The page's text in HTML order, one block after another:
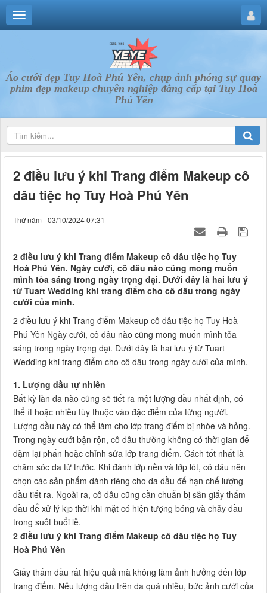
Áo cưới đẹp Tuy Hoà Phú Yên, chụp ảnh phóng sự quay
phim đẹp makeup chuyên nghiệp đẳng cấp tại Tuy Hoà
Phú Yên
2 điều lưu ý khi Trang điểm Makeup cô
dâu tiệc họ Tuy Hoà Phú Yên
Thứ năm - 03/10/2024 07:31
2 điều lưu ý khi Trang điểm Makeup cô dâu tiệc họ Tuy
Hoà Phú Yên. Ngày cưới, cô dâu nào cũng mong muốn
mình tỏa sáng trong ngày trọng đại. Dưới đây là hai lưu ý
từ Tuart Wedding khi trang điểm cho cô dâu trong ngày
cưới của mình.
2 điều lưu ý khi Trang điểm Makeup cô dâu tiệc họ Tuy Hoà
Phú Yên Ngày cưới, cô dâu nào cũng mong muốn mình tỏa
sáng trong ngày trọng đại. Dưới đây là hai lưu ý từ Tuart
Wedding khi trang điểm cho cô dâu trong ngày cưới của mình.
1. Lượng dầu tự nhiên
Bất kỳ làn da nào cũng sẽ tiết ra một lượng dầu nhất định, có
thể ít hoặc nhiều tùy thuộc vào đặc điểm của từng người.
Lượng dầu này có thể làm cho lớp trang điểm bị nhòe và hỏng.
Trong ngày cưới bận rộn, cô dâu thường không có thời gian để
dặm lại phấn hoặc chỉnh sửa lớp trang điểm. Cách tốt nhất là
chăm sóc da từ trước. Khi đánh lớp nền và lớp lót, cô dâu nên
chọn các sản phẩm dành riêng cho da dầu để hạn chế lượng
dầu tiết ra. Ngoài ra, cô dâu cũng cần chuẩn bị sẵn giấy thấm
dầu để xử lý kịp thời khi mặt có hiện tượng bóng và chảy dầu
trong suốt buổi lễ.
2 điều lưu ý khi Trang điểm Makeup cô dâu tiệc họ Tuy
Hoà Phú Yên
Giấy thấm dầu rất hiệu quả mà không làm ảnh hưởng đến lớp
trang điểm. Nếu lượng dầu trên da quá nhiều, bức ảnh cưới của